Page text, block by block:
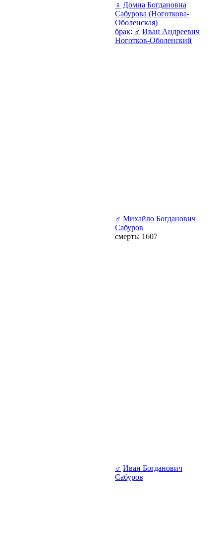
♀ Домна Богдановна
Сабурова (Ноготкова-
Оболенская)
брак: ♂ Иван Андреевич
Ноготков-Оболенский
♂ Михайло Богданович
Сабуров
смерть: 1607
♂ Иван Богданович
Сабуров